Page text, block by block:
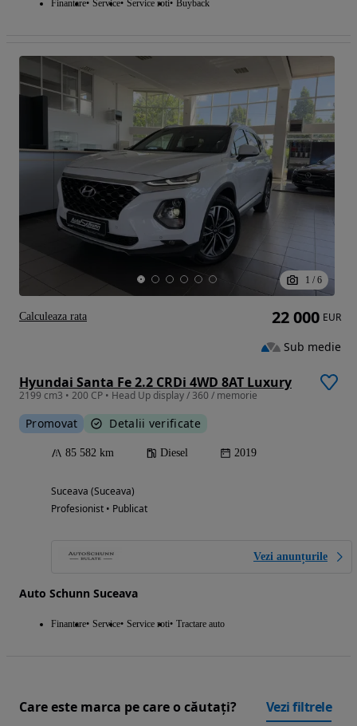
Finantare Service Service roti Buyback
1 / 6
Hyundai Santa Fe 2.2 CRDi 4WD 8AT Luxury
2199 cm3 • 200 CP • Head Up display / 360 / memorie
Promovat Detalii verificate
85 582 km Diesel 2019
Suceava (Suceava)
Profesionist • Publicat
Vezi anunțurile
Auto Schunn Suceava
Finantare Service Service roti Tractare auto
22 000 EUR
Sub medie
Calculeaza rata
Care este marca pe care o căutați? Vezi filtrele